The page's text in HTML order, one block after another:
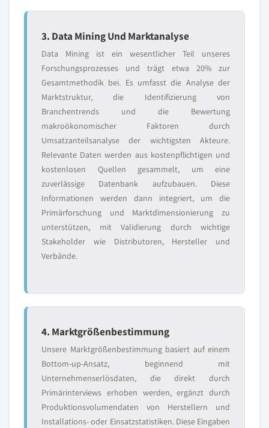
3. Data Mining Und Marktanalyse
Data Mining ist ein wesentlicher Teil unseres
Forschungsprozesses und trägt etwa 20% zur
Gesamtmethodik bei. Es umfasst die Analyse der
Marktstruktur, die Identifizierung von
Branchentrends und die Bewertung
makroökonomischer Faktoren durch
Umsatzanteilsanalyse der wichtigsten Akteure.
Relevante Daten werden aus kostenpflichtigen und
kostenlosen Quellen gesammelt, um eine
zuverlässige Datenbank aufzubauen. Diese
Informationen werden dann integriert, um die
Primärforschung und Marktdimensionierung zu
unterstützen, mit Validierung durch wichtige
Stakeholder wie Distributoren, Hersteller und
Verbände.
4. Marktgrößenbestimmung
Unsere Marktgrößenbestimmung basiert auf einem
Bottom-up-Ansatz, beginnend mit
Unternehmenserlösdaten, die direkt durch
Primärinterviews erhoben werden, ergänzt durch
Produktionsvolumendaten von Herstellern und
Installations- oder Einsatzstatistiken. Diese Eingaben